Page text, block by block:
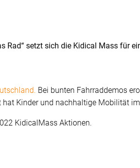
Rad“ setzt sich die Kidical Mass für
Bei bunten Fahrraddemos
hat Kinder und nachhaltige Mobilität
KidicalMass Aktionen.